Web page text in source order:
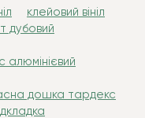
клейовий вініл
дубовий
алюмінієвий
дошка тардекс